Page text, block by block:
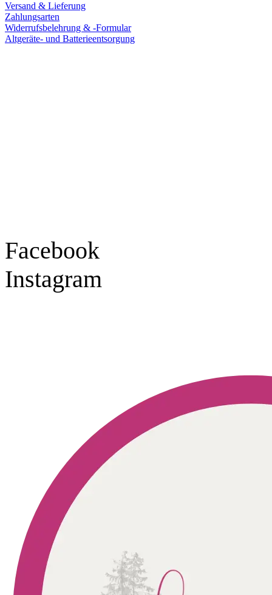
Versand & Lieferung
Zahlungsarten
Widerrufsbelehrung & -Formular
Altgeräte- und Batterieentsorgung
Facebook
Instagram